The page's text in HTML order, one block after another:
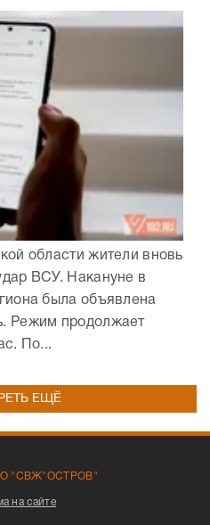
области жители вновь
ВСУ. Накануне в
была объявлена
Режим продолжает
По...
ЕЩЁ
"СВЖ"ОСТРОВ"
на сайте